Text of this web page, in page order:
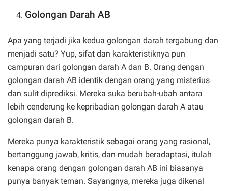
Golongan Darah AB
Apa yang terjadi jika kedua golongan darah tergabung dan
menjadi satu? Yup, sifat dan karakteristiknya pun
campuran dari golongan darah A dan B. Orang dengan
golongan darah AB identik dengan orang yang misterius
dan sulit diprediksi. Mereka suka berubah-ubah antara
lebih cenderung ke kepribadian golongan darah A atau
golongan darah B.
Mereka punya karakteristik sebagai orang yang rasional,
bertanggung jawab, kritis, dan mudah beradaptasi, itulah
kenapa orang dengan golongan darah AB ini biasanya
punya banyak teman. Sayangnya, mereka juga dikenal